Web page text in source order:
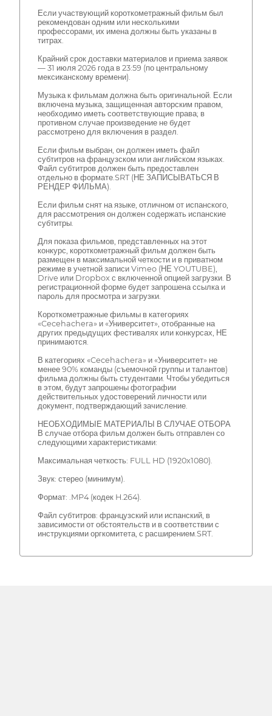
Если участвующий короткометражный фильм был
рекомендован одним или несколькими
профессорами, их имена должны быть указаны в
титрах.
Крайний срок доставки материалов и приема заявок
— 31 июля 2026 года в 23:59 (по центральному
мексиканскому времени).
Музыка к фильмам должна быть оригинальной. Если
включена музыка, защищенная авторским правом,
необходимо иметь соответствующие права; в
противном случае произведение не будет
рассмотрено для включения в раздел.
Если фильм выбран, он должен иметь файл
субтитров на французском или английском языках.
Файл субтитров должен быть предоставлен
отдельно в формате.SRT (НЕ ЗАПИСЫВАТЬСЯ В
РЕНДЕР ФИЛЬМА).
Если фильм снят на языке, отличном от испанского,
для рассмотрения он должен содержать испанские
субтитры.
Для показа фильмов, представленных на этот
конкурс, короткометражный фильм должен быть
размещен в максимальной четкости и в приватном
режиме в учетной записи Vimeo (НЕ YOUTUBE),
Drive или Dropbox с включенной опцией загрузки. В
регистрационной форме будет запрошена ссылка и
пароль для просмотра и загрузки.
Короткометражные фильмы в категориях
«Cecehachera» и «Университет», отобранные на
других предыдущих фестивалях или конкурсах, НЕ
принимаются.
В категориях «Cecehachera» и «Университет» не
менее 90% команды (съемочной группы и талантов)
фильма должны быть студентами. Чтобы убедиться
в этом, будут запрошены фотографии
действительных удостоверений личности или
документ, подтверждающий зачисление.
НЕОБХОДИМЫЕ МАТЕРИАЛЫ В СЛУЧАЕ ОТБОРА
В случае отбора фильм должен быть отправлен со
следующими характеристиками:
Максимальная четкость: FULL HD (1920x1080).
Звук: стерео (минимум).
Формат: .MP4 (кодек H.264).
Файл субтитров: французский или испанский, в
зависимости от обстоятельств и в соответствии с
инструкциями оргкомитета, с расширением.SRT.